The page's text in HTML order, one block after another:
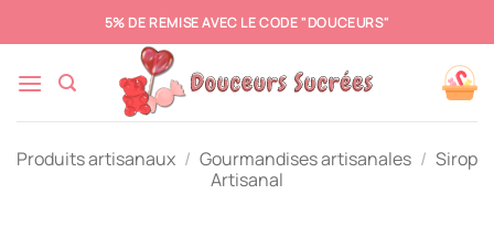
au
5% DE REMISE AVEC LE CODE "DOUCEURS"
Produits artisanaux / Gourmandises artisanales / Sirop
Artisanal